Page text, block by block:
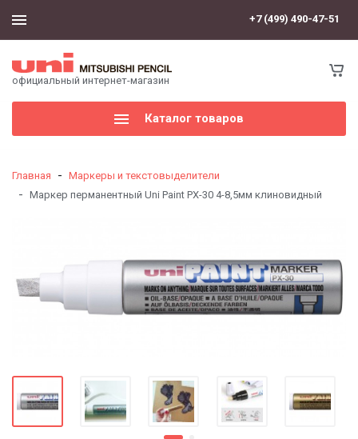
+7 (499) 490-47-51
официальный интернет-магазин
Каталог товаров
Главная - Маркеры и текстовыделители
- Маркер перманентный Uni Paint PX-30 4-8,5мм клиновидный